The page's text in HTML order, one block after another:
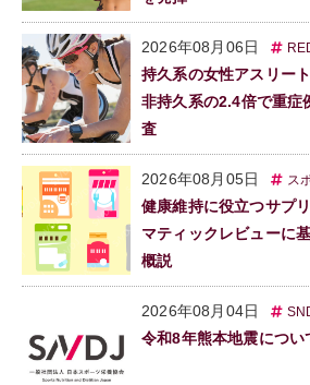
2026年08月06日
持久系の女性アスリー
非持久系の2.4倍で重
査
2026年08月05日 ス
健康維持に役立つサプ
マティックレビューに
概説
2026年08月04日
令和8年熊本地震につい